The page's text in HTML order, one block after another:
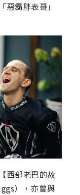
惡霸胖表哥」
西部老巴的故
），亦曾與